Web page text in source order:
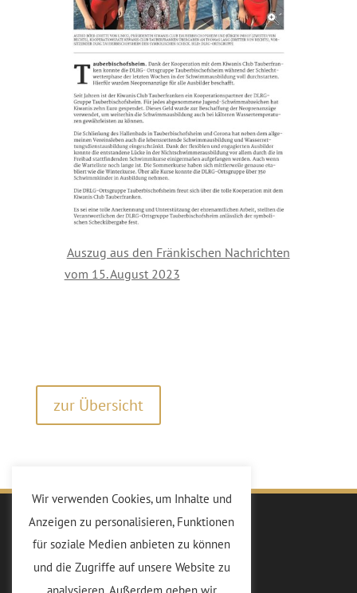
Auszug aus den Fränkischen Nachrichten
vom 15. August 2023
zur Übersicht
Kiwanis
Wir verwenden Cookies, um Inhalte und
Anzeigen zu personalisieren, Funktionen
für soziale Medien anbieten zu können
und die Zugriffe auf unsere Website zu